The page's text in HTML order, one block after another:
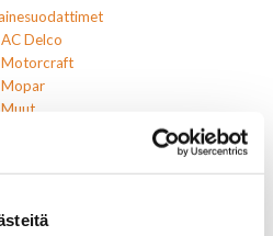
AC Delco
Motorcraft
Mopar
Muut
Muut